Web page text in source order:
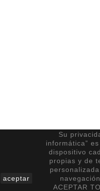
aceptar
Su
informática”
dispositivo
propias y de
ACEPTAR